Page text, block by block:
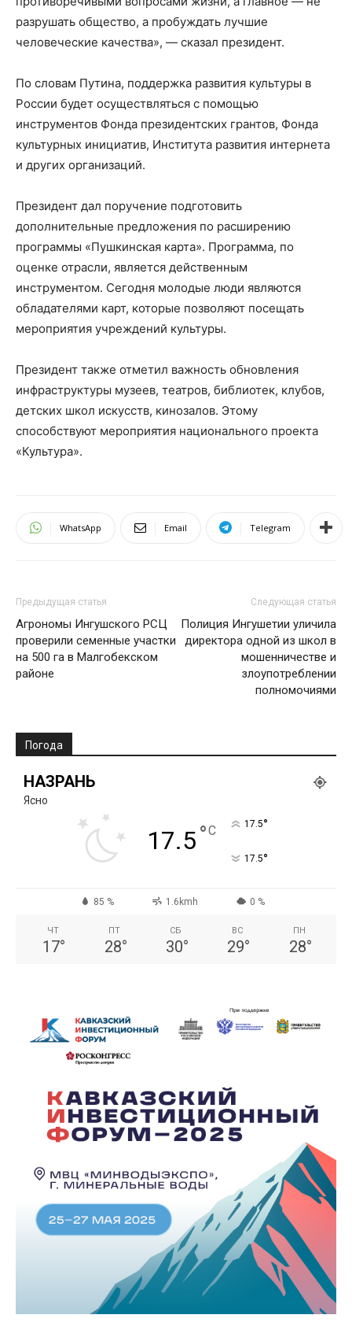
разрушать общество, а пробуждать лучшие
человеческие качества», — сказал президент.
По словам Путина, поддержка развития культуры в
России будет осуществляться с помощью
инструментов Фонда президентских грантов, Фонда
культурных инициатив, Института развития интернета
и других организаций.
Президент дал поручение подготовить
дополнительные предложения по расширению
программы «Пушкинская карта». Программа, по
оценке отрасли, является действенным
инструментом. Сегодня молодые люди являются
обладателями карт, которые позволяют посещать
мероприятия учреждений культуры.
Президент также отметил важность обновления
инфраструктуры музеев, театров, библиотек, клубов,
детских школ искусств, кинозалов. Этому
способствуют мероприятия национального проекта
«Культура».
WhatsApp Email Telegram
Предыдущая статья
Агрономы Ингушского РСЦ
проверили семенные участки
на 500 га в Малгобекском
районе
Следующая статья
Полиция Ингушетии уличила
директора одной из школ в
мошенничестве и
злоупотреблении
полномочиями
Погода
НАЗРАНЬ
Ясно
17.5°C 17.5°
17.5°
85 % 1.6kmh 0 %
ЧТ
17°
ПТ
28°
СБ
30°
ВС
29°
ПН
28°